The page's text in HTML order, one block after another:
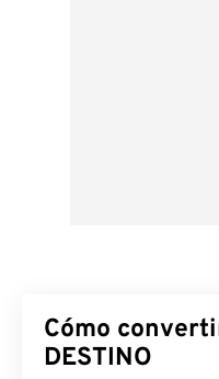
Cómo
DESTINO